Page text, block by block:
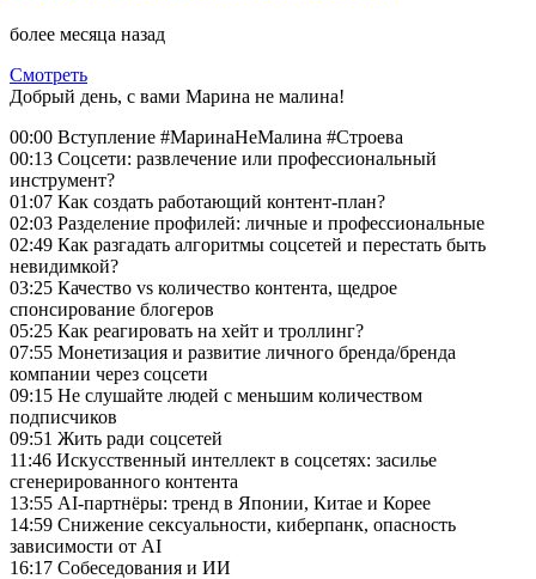
более месяца назад
Смотреть
Добрый день, с вами Марина не малина!
00:00 Вступление #МаринаНеМалина #Строева
00:13 Соцсети: развлечение или профессиональный
инструмент?
01:07 Как создать работающий контент-план?
02:03 Разделение профилей: личные и профессиональные
02:49 Как разгадать алгоритмы соцсетей и перестать быть
невидимкой?
03:25 Качество vs количество контента, щедрое
спонсирование блогеров
05:25 Как реагировать на хейт и троллинг?
07:55 Монетизация и развитие личного бренда/бренда
компании через соцсети
09:15 Не слушайте людей с меньшим количеством
подписчиков
09:51 Жить ради соцсетей
11:46 Искусственный интеллект в соцсетях: засилье
сгенерированного контента
13:55 AI-партнёры: тренд в Японии, Китае и Корее
14:59 Снижение сексуальности, киберпанк, опасность
зависимости от AI
16:17 Собеседования и ИИ